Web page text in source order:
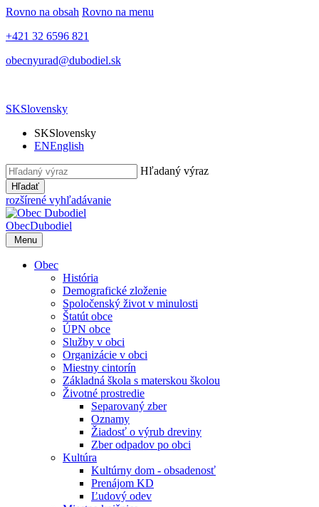
Rovno na obsah Rovno na menu
+421 32 6596 821
obecnyurad@dubodiel.sk
SKSlovensky
SKSlovensky
ENEnglish
Hľadaný výraz
Hľadať
rozšírené vyhľadávanie
ObecDubodiel
Menu
Obec
História
Demografické zloženie
Spoločenský život v minulosti
Štatút obce
ÚPN obce
Služby v obci
Organizácie v obci
Miestny cintorín
Základná škola s materskou školou
Životné prostredie
Separovaný zber
Oznamy
Žiadosť o výrub dreviny
Zber odpadov po obci
Kultúra
Kultúrny dom - obsadenosť
Prenájom KD
Ľudový odev